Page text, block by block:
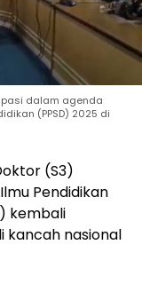
dalam agenda
(PPSD) 2025 di
(S3)
Pendidikan
) kembali
nasional